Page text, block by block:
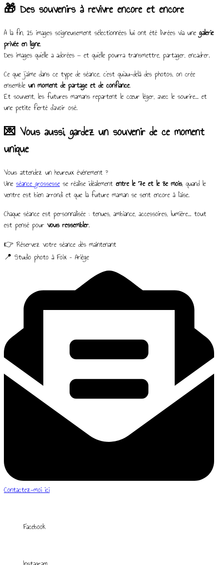
🎁 Des souvenirs à revivre encore et encore
À la fin, 15 images soigneusement sélectionnées lui ont été livrées via une galerie
privée en ligne.
Des images qu’elle a adorées — et qu’elle pourra transmettre, partager, encadrer.
Ce que j’aime dans ce type de séance, c’est qu’au-delà des photos, on crée
ensemble un moment de partage et de confiance.
Et souvent, les futures mamans repartent le cœur léger, avec le sourire… et
une petite fierté d’avoir osé.
💌 Vous aussi, gardez un souvenir de ce moment
unique
Vous attendez un heureux événement ?
Une séance grossesse se réalise idéalement entre le 7e et le 8e mois, quand le
ventre est bien arrondi et que la future maman se sent encore à l’aise.
Chaque séance est personnalisée : tenues, ambiance, accessoires, lumière… tout
est pensé pour vous ressembler.
👉 Réservez votre séance dès maintenant
📍 Studio photo à Foix – Ariège
Contactez-moi ici
Facebook